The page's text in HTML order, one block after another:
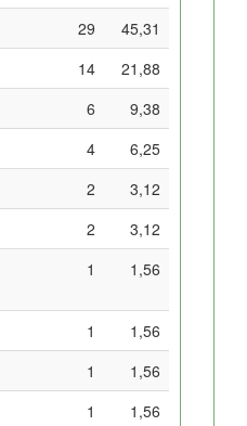
29
45,31
14
21,88
6
9,38
4
6,25
2
3,12
2
3,12
1 1,56
1
1,56
1
1,56
1
1,56